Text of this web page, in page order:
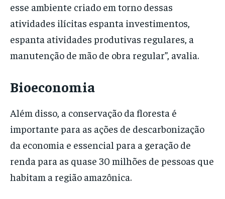
esse ambiente criado em torno dessas
atividades ilícitas espanta investimentos,
espanta atividades produtivas regulares, a
manutenção de mão de obra regular”, avalia.
Bioeconomia
Além disso, a conservação da floresta é
importante para as ações de descarbonização
da economia e essencial para a geração de
renda para as quase 30 milhões de pessoas que
habitam a região amazônica.